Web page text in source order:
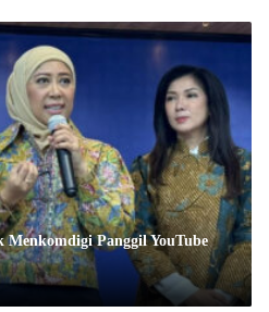
Menkomdigi Panggil YouTube